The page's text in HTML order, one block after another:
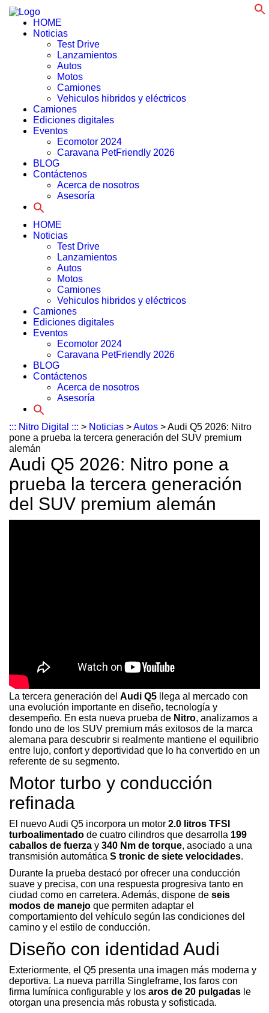
HOME
Noticias
Test Drive
Lanzamientos
Autos
Motos
Camiones
Vehiculos hibridos y eléctricos
Camiones
Ediciones digitales
Eventos
Ecomotor 2024
Caravana PetFriendly 2026
BLOG
Contáctenos
Acerca de nosotros
Asesoría
Search
HOME
Noticias
Test Drive
Lanzamientos
Autos
Motos
Camiones
Vehiculos hibridos y eléctricos
Camiones
Ediciones digitales
Eventos
Ecomotor 2024
Caravana PetFriendly 2026
BLOG
Contáctenos
Acerca de nosotros
Asesoría
Search
::: Nitro Digital ::: > Noticias >Autos >Audi Q5 2026: Nitro
pone a prueba la tercera generación del SUV premium
alemán
Audi Q5 2026: Nitro pone a
prueba la tercera generación
del SUV premium alemán
La tercera generación del Audi Q5 llega al mercado con
una evolución importante en diseño, tecnología y
desempeño. En esta nueva prueba de Nitro, analizamos a
fondo uno de los SUV premium más exitosos de la marca
alemana para descubrir si realmente mantiene el equilibrio
entre lujo, confort y deportividad que lo ha convertido en un
referente de su segmento.
Motor turbo y conducción
refinada
El nuevo Audi Q5 incorpora un motor 2.0 litros TFSI
turboalimentado de cuatro cilindros que desarrolla 199
caballos de fuerza y 340 Nm de torque, asociado a una
transmisión automática S tronic de siete velocidades.
Durante la prueba destacó por ofrecer una conducción
suave y precisa, con una respuesta progresiva tanto en
ciudad como en carretera. Además, dispone de seis
modos de manejo que permiten adaptar el
comportamiento del vehículo según las condiciones del
camino y el estilo de conducción.
Diseño con identidad Audi
Exteriormente, el Q5 presenta una imagen más moderna y
deportiva. La nueva parrilla Singleframe, los faros con
firma lumínica configurable y los aros de 20 pulgadas le
otorgan una presencia más robusta y sofisticada.